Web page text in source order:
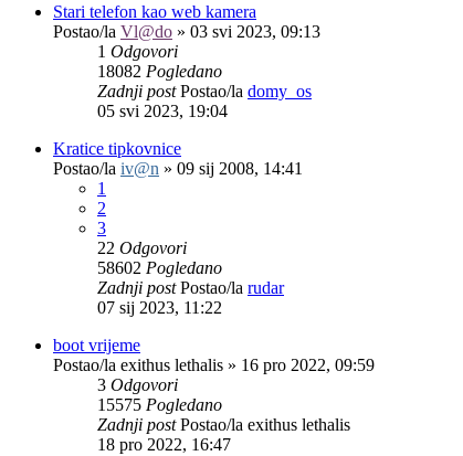
Stari telefon kao web kamera
Postao/la Vl@do » 03 svi 2023, 09:13
1 Odgovori
18082 Pogledano
Zadnji postPostao/la domy_os
05 svi 2023, 19:04
Kratice tipkovnice
Postao/la iv@n » 09 sij 2008, 14:41
1
2
3
22 Odgovori
58602 Pogledano
Zadnji postPostao/la rudar
07 sij 2023, 11:22
boot vrijeme
Postao/la exithus lethalis » 16 pro 2022, 09:59
3 Odgovori
15575 Pogledano
Zadnji postPostao/la exithus lethalis
18 pro 2022, 16:47